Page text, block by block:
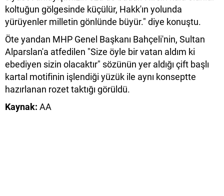
koltuğun gölgesinde küçülür, Hakk'ın yolunda
yürüyenler milletin gönlünde büyür." diye konuştu.
Öte yandan MHP Genel Başkanı Bahçeli'nin, Sultan
Alparslan'a atfedilen "Size öyle bir vatan aldım ki
ebediyen sizin olacaktır" sözünün yer aldığı çift başlı
kartal motifinin işlendiği yüzük ile aynı konseptte
hazırlanan rozet taktığı görüldü.
Kaynak: AA